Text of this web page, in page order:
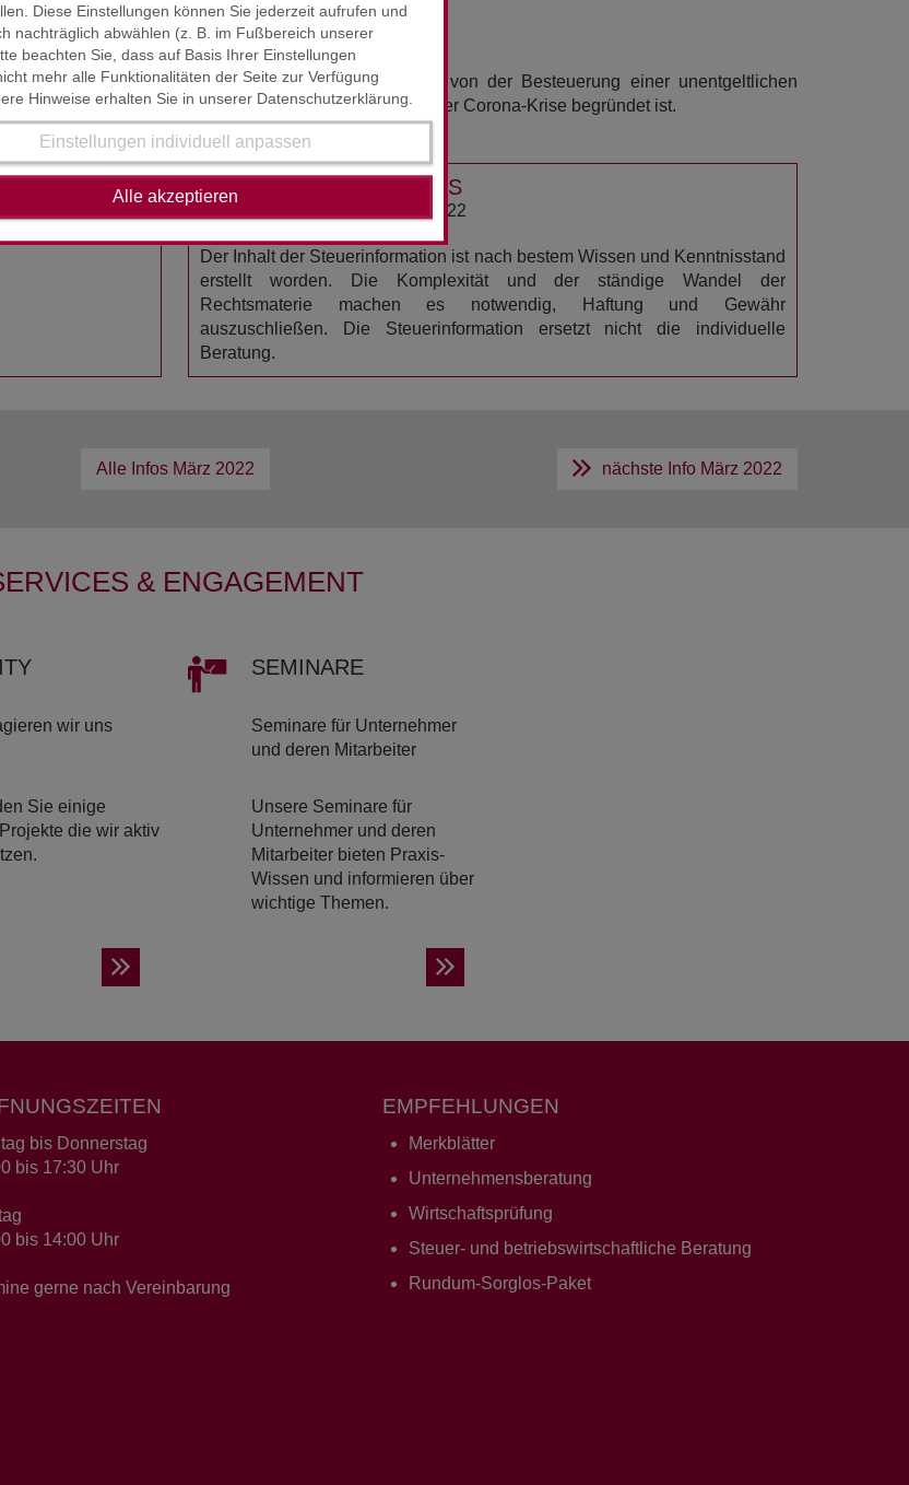
Diese Einstellungen können Sie jederzeit aufrufen und
nachträglich abwählen (z. B. im Fußbereich unserer
beachten Sie, dass auf Basis Ihrer Einstellungen
mehr alle Funktionalitäten der Seite zur Verfügung
Hinweise erhalten Sie in unserer Datenschutzerklärung.
Einstellungen individuell anpassen
Alle akzeptieren
Hand wird aus sachlichen Billigkeitsgründen von der Besteuerung einer unentgeltlichen
der Sachverhalt in einer Nutzung zur Bewältigung der Corona-Krise begründet ist.
HAFTUNGSAUSSCHLUSS
STAND : FEBRUAR / MÄRZ 2022
Der Inhalt der Steuerinformation ist nach bestem Wissen und Kenntnisstand
erstellt worden. Die Komplexität und der ständige Wandel der
Rechtsmaterie machen es notwendig, Haftung und Gewähr
auszuschließen. Die Steuerinformation ersetzt nicht die individuelle
Beratung.
Alle Infos März 2022 nächste Info März 2022
& ENGAGEMENT
wir uns
Sie einige
die wir aktiv
SE­MI­NA­RE
Seminare für Unternehmer
und deren Mitarbeiter
Unsere Seminare für
Unternehmer und deren
Mitarbeiter bieten Praxis-
Wissen und informieren über
wichtige Themen.
bis Donnerstag
bis 17:30 Uhr
bis 14:00 Uhr
gerne nach Vereinbarung
EMPFEHLUNGEN
Merkblätter
Unternehmensberatung
Wirtschaftsprüfung
Steuer- und betriebswirtschaftliche Beratung
Rundum-Sorglos-Paket